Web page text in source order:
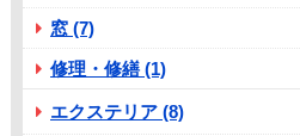
窓 (7)
修理・修繕 (1)
エクステリア (8)